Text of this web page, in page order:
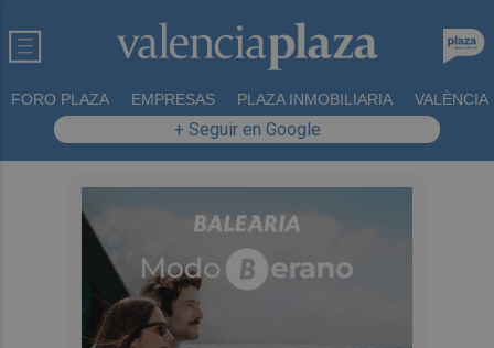
FORO PLAZA EMPRESAS PLAZA INMOBILIARIA VALÈNCIA
+ Seguir en Google